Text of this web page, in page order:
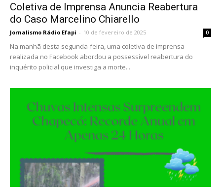
Coletiva de Imprensa Anuncia Reabertura
do Caso Marcelino Chiarello
Jornalismo Rádio Efapi - 10 de fevereiro de 2025 0
Na manhã desta segunda-feira, uma coletiva de imprensa
realizada no Facebook abordou a possessível reabertura do
inquérito policial que investiga a morte...